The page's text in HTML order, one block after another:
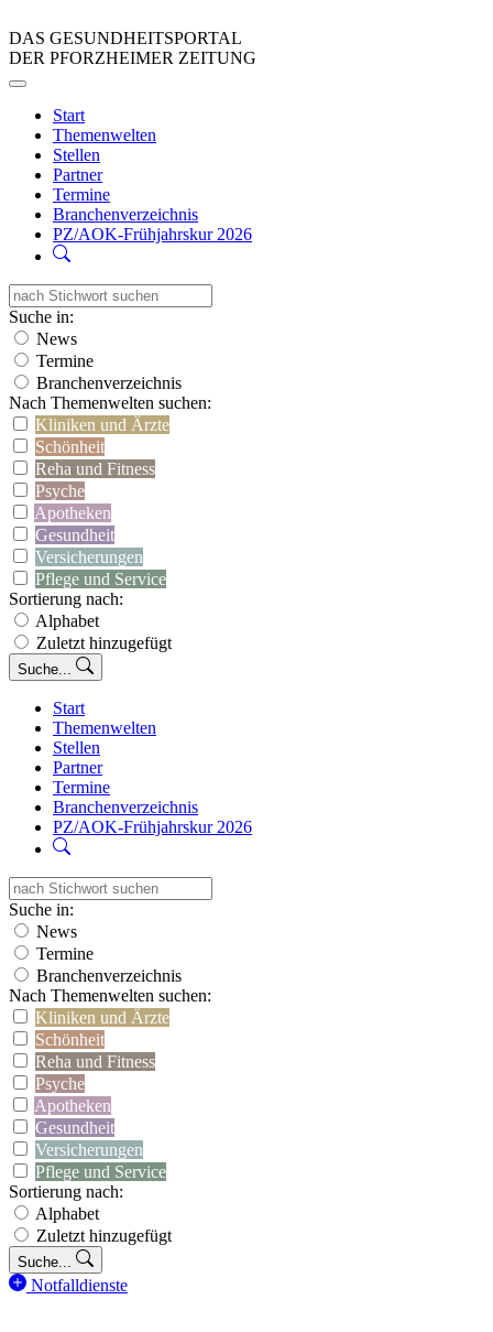
DAS GESUNDHEITSPORTAL
DER PFORZHEIMER ZEITUNG
Start
Themenwelten
Stellen
Partner
Termine
Branchenverzeichnis
PZ/AOK-Frühjahrskur 2026
Suche in:
News
Termine
Branchenverzeichnis
Nach Themenwelten suchen:
Kliniken und Ärzte
Schönheit
Reha und Fitness
Psyche
Apotheken
Gesundheit
Versicherungen
Pflege und Service
Sortierung nach:
Alphabet
Zuletzt hinzugefügt
Suche...
Start
Themenwelten
Stellen
Partner
Termine
Branchenverzeichnis
PZ/AOK-Frühjahrskur 2026
Suche in:
News
Termine
Branchenverzeichnis
Nach Themenwelten suchen:
Kliniken und Ärzte
Schönheit
Reha und Fitness
Psyche
Apotheken
Gesundheit
Versicherungen
Pflege und Service
Sortierung nach:
Alphabet
Zuletzt hinzugefügt
Suche...
Notfalldienste